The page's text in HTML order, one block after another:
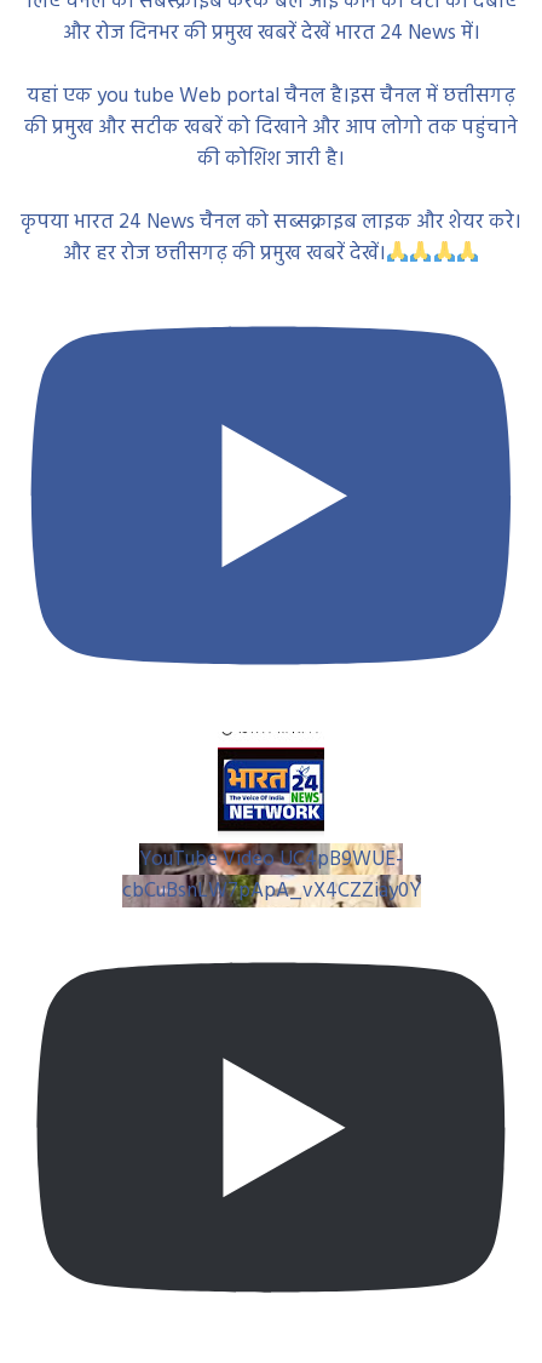
और रोज दिनभर की प्रमुख खबरें देखें भारत 24 News में।
यहां एक you tube Web portal चैनल है।इस चैनल में छत्तीसगढ़
की प्रमुख और सटीक खबरें को दिखाने और आप लोगो तक पहुंचाने
की कोशिश जारी है।
कृपया भारत 24 News चैनल को सब्सक्राइब लाइक और शेयर करे।
और हर रोज छत्तीसगढ़ की प्रमुख खबरें देखें।
YouTube Video UC4pB9WUE-
cbCuBsnLW7pApA_vX4CZZiay0Y